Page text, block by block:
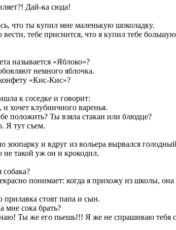
Дай-ка сюда!
что ты кyпил мне маленькyю шоколадкy.
тебе пpиснится, что я кyпил тебе
называется «Яблоко»?
немного яблочка.
«Кис-Кис»?
к соседке и говорит:
хочет клубничного варенья.
положить? Ты взяла стакан или блюдце?
Я тут съем.
зоопарку и вдруг из вольера вырвался
не такой уж он и крокодил.
понимает: когда я прихожу из школы, она
прилавка стоят папа и сын.
сока брать?
Ты же его пьешь!!! Я же не спрашиваю тебя